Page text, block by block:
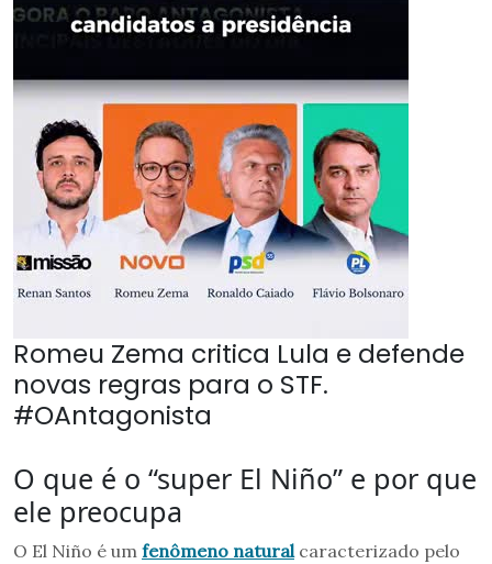
Romeu Zema critica Lula e defende
novas regras para o STF.
#OAntagonista
O que é o “super El Niño” e por que
ele preocupa
O El Niño é um fenômeno naturalcaracterizado pelo